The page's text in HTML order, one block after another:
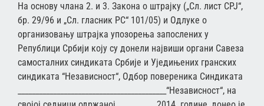
На основу члана 2. и 3. Закона о штрајку („Сл. лист СРЈ“,
бр. 29/96 и „Сл. гласник РС“ 101/05) и Одлуке о
организовању штрајка упозорења запослених у
Републици Србији коју су донели највиши органи Савеза
самосталних синдиката Србије и Уједињених гранских
синдиката “Независност“, Одбор повереника Синдиката
__________________________________________“Независност“, на